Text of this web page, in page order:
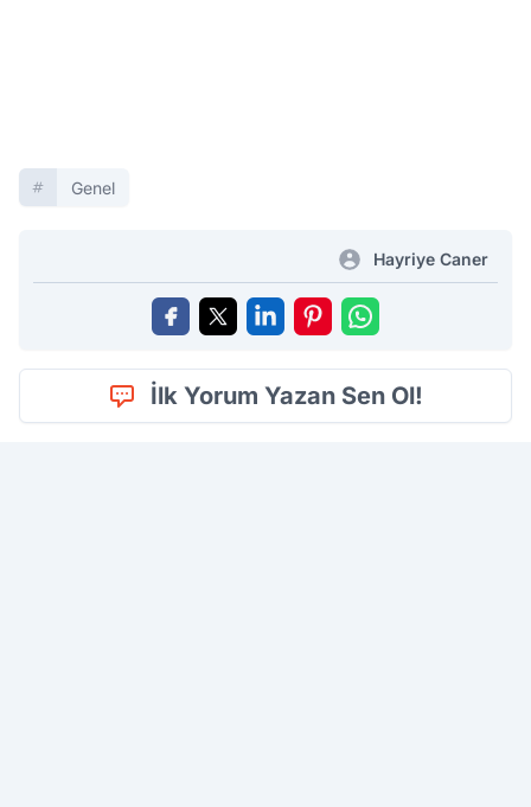
Genel
Hayriye Caner
İlk Yorum Yazan Sen Ol!